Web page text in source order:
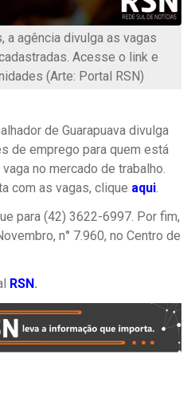
agência divulga as vagas
Acesse o link e
(Arte: Portal RSN)
de Guarapuava divulga
de emprego para quem está
no mercado de trabalho.
com as vagas, clique aqui
para (42) 3622-6997. Por fim,
n° 7.960, no Centro de
RSN.